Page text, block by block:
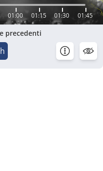
01:00 01:15 01:30 01:45
precedenti